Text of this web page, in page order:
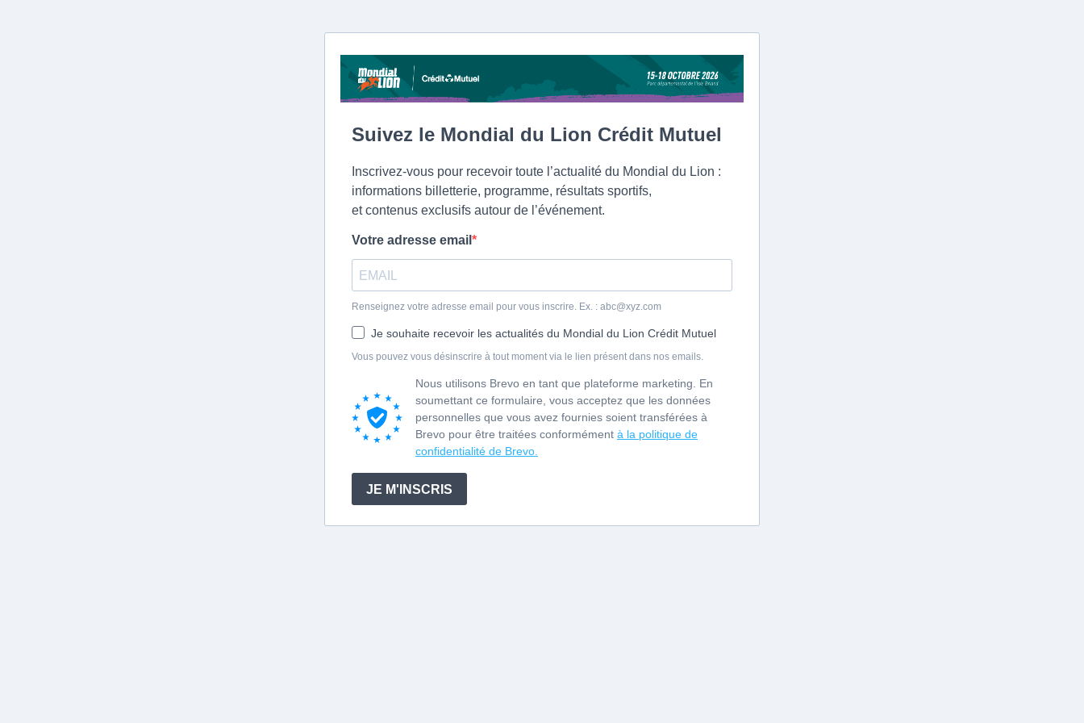
Suivez le Mondial du Lion Crédit Mutuel
Inscrivez-vous pour recevoir toute l’actualité du Mondial du Lion :
informations billetterie, programme, résultats sportifs,
et contenus exclusifs autour de l’événement.
Votre adresse email
Renseignez votre adresse email pour vous inscrire. Ex. : abc@xyz.com
Je souhaite recevoir les actualités du Mondial du Lion Crédit Mutuel
Vous pouvez vous désinscrire à tout moment via le lien présent dans nos emails.
Nous utilisons Brevo en tant que plateforme marketing. En
soumettant ce formulaire, vous acceptez que les données
personnelles que vous avez fournies soient transférées à
Brevo pour être traitées conformément à la politique de
confidentialité de Brevo.
JE M'INSCRIS